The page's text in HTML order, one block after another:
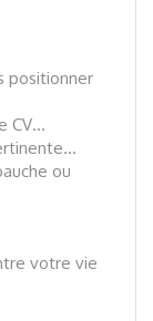
positionner
CV…
ou
votre vie